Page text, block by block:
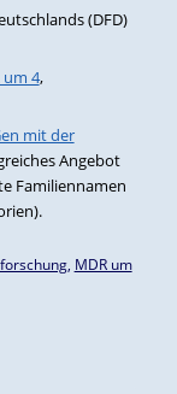
(DFD)
um 4,
mit der
Angebot
Familiennamen
, MDR um